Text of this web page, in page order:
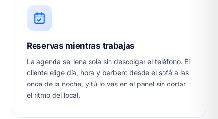
Reservas mientras trabajas
La agenda se llena sola sin descolgar el teléfono. El
cliente elige día, hora y barbero desde el sofá a las
once de la noche, y tú lo ves en el panel sin cortar
el ritmo del local.